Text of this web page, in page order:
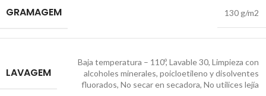
GRAMAGEM 130 g/m2
LAVAGEM
Baja temperatura – 110º, Lavable 30, Limpieza con
alcoholes minerales, poicloetileno y disolventes
fluorados, No secar en secadora, No utilices lejía